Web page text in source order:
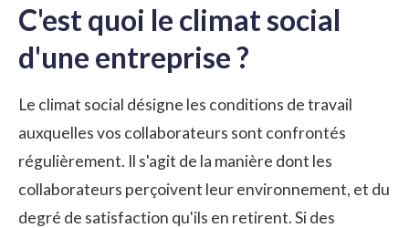
C'est quoi le climat social
d'une entreprise ?
Le climat social désigne les conditions de travail
auxquelles vos collaborateurs sont confrontés
régulièrement. Il s'agit de la manière dont les
collaborateurs perçoivent leur environnement, et du
degré de satisfaction qu'ils en retirent. Si des